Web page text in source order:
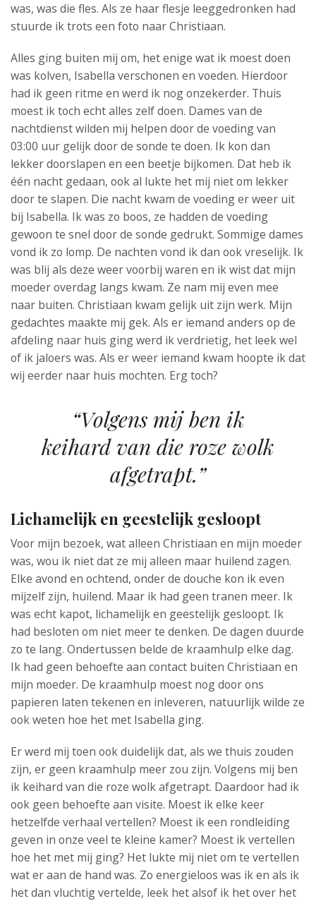
was, was die fles. Als ze haar flesje leeggedronken had
stuurde ik trots een foto naar Christiaan.
Alles ging buiten mij om, het enige wat ik moest doen
was kolven, Isabella verschonen en voeden. Hierdoor
had ik geen ritme en werd ik nog onzekerder. Thuis
moest ik toch echt alles zelf doen. Dames van de
nachtdienst wilden mij helpen door de voeding van
03:00 uur gelijk door de sonde te doen. Ik kon dan
lekker doorslapen en een beetje bijkomen. Dat heb ik
één nacht gedaan, ook al lukte het mij niet om lekker
door te slapen. Die nacht kwam de voeding er weer uit
bij Isabella. Ik was zo boos, ze hadden de voeding
gewoon te snel door de sonde gedrukt. Sommige dames
vond ik zo lomp. De nachten vond ik dan ook vreselijk. Ik
was blij als deze weer voorbij waren en ik wist dat mijn
moeder overdag langs kwam. Ze nam mij even mee
naar buiten. Christiaan kwam gelijk uit zijn werk. Mijn
gedachtes maakte mij gek. Als er iemand anders op de
afdeling naar huis ging werd ik verdrietig, het leek wel
of ik jaloers was. Als er weer iemand kwam hoopte ik dat
wij eerder naar huis mochten. Erg toch?
“Volgens mij ben ik
keihard van die roze wolk
afgetrapt.”
Lichamelijk en geestelijk gesloopt
Voor mijn bezoek, wat alleen Christiaan en mijn moeder
was, wou ik niet dat ze mij alleen maar huilend zagen.
Elke avond en ochtend, onder de douche kon ik even
mijzelf zijn, huilend. Maar ik had geen tranen meer. Ik
was echt kapot, lichamelijk en geestelijk gesloopt. Ik
had besloten om niet meer te denken. De dagen duurde
zo te lang. Ondertussen belde de kraamhulp elke dag.
Ik had geen behoefte aan contact buiten Christiaan en
mijn moeder. De kraamhulp moest nog door ons
papieren laten tekenen en inleveren, natuurlijk wilde ze
ook weten hoe het met Isabella ging.
Er werd mij toen ook duidelijk dat, als we thuis zouden
zijn, er geen kraamhulp meer zou zijn. Volgens mij ben
ik keihard van die roze wolk afgetrapt. Daardoor had ik
ook geen behoefte aan visite. Moest ik elke keer
hetzelfde verhaal vertellen? Moest ik een rondleiding
geven in onze veel te kleine kamer? Moest ik vertellen
hoe het met mij ging? Het lukte mij niet om te vertellen
wat er aan de hand was. Zo energieloos was ik en als ik
het dan vluchtig vertelde, leek het alsof ik het over het